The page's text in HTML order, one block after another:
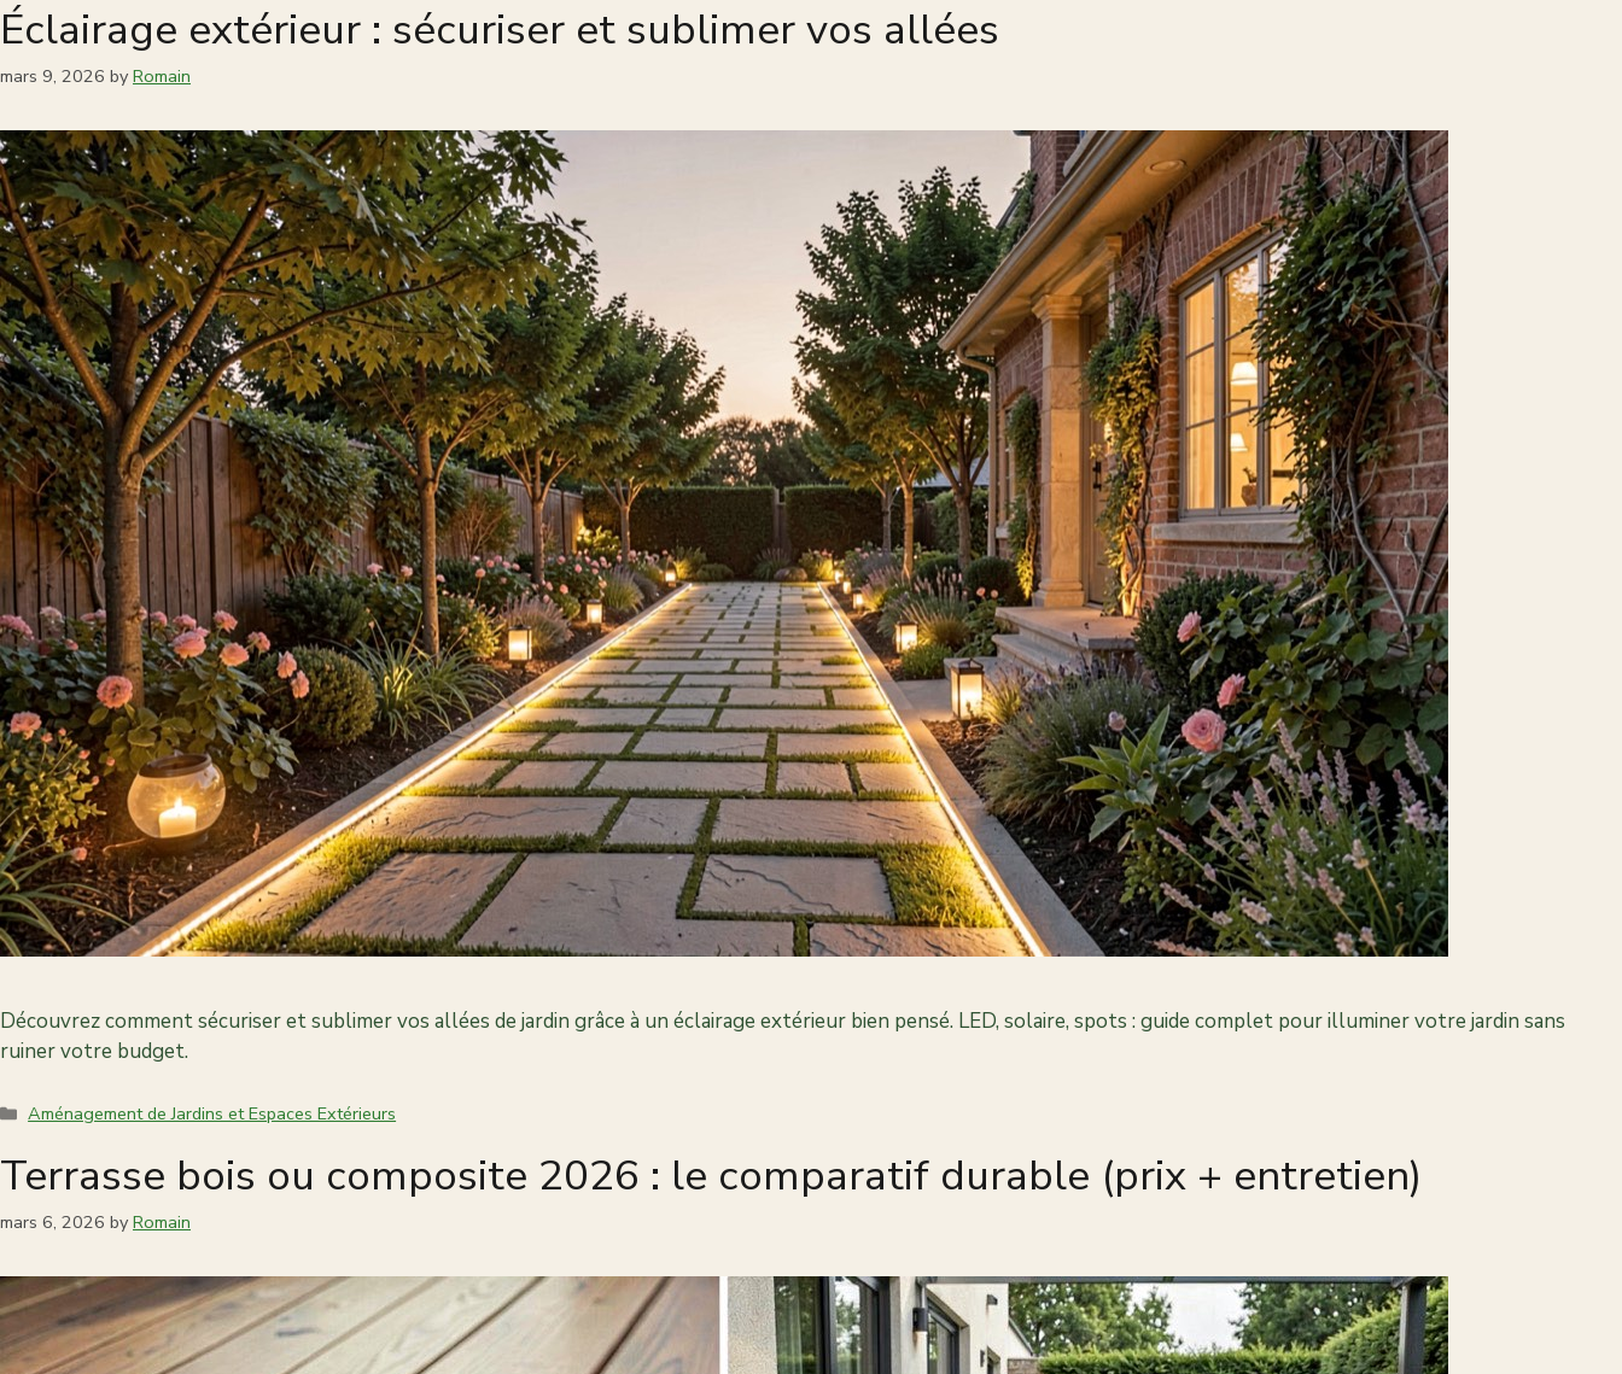
Éclairage extérieur : sécuriser et sublimer vos allées
mars 9, 2026 by Romain
Découvrez comment sécuriser et sublimer vos allées de jardin grâce à un éclairage extérieur bien pensé. LED, solaire, spots : guide complet pour illuminer votre jardin sans
ruiner votre budget.
Categories
Aménagement de Jardins et Espaces Extérieurs
Terrasse bois ou composite 2026 : le comparatif durable (prix + entretien)
mars 6, 2026 by Romain